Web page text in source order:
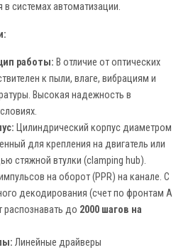
системах автоматизации.
работы: В отличие от оптических
к пыли, влаге, вибрациям и
Высокая надежность в
Цилиндрический корпус диаметром
для крепления на двигатель или
стяжной втулки (clamping hub).
на оборот (PPR) на канале. С
декодирования (счет по фронтам A
распознавать до 2000 шагов на
Линейные драйверы